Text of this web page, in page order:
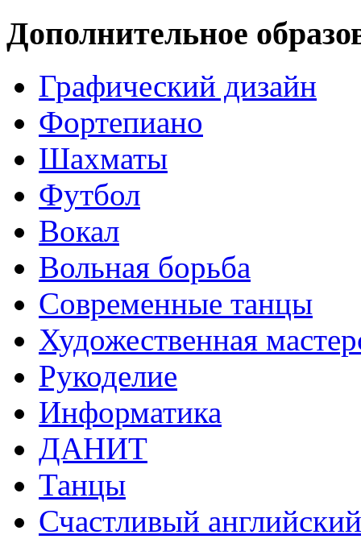
Дополнительное
Графический дизайн
Фортепиано
Шахматы
Футбол
Вокал
Вольная борьба
Современные танцы
Художественная
Рукоделие
Информатика
ДАНИТ
Танцы
Счастливый английский